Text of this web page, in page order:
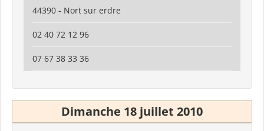
44390 - Nort sur erdre
02 40 72 12 96
07 67 38 33 36
Dimanche 18 juillet 2010